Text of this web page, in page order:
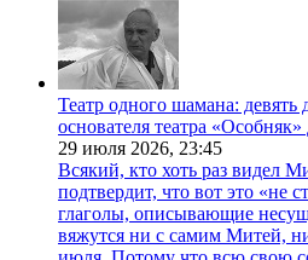
Театр одного шамана: девять
основателя театра
29 июля 2026, 23:45
Всякий, кто хоть раз видел
подтвердит, что вот это «не
глаголы, описывающие
вяжутся ни с самим Митей,